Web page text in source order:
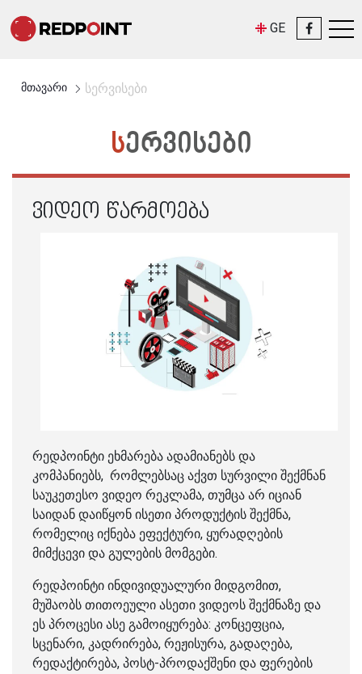
GE
მთავარი სერვისები
ᲡᲔᲠᲕᲘᲡᲔᲑᲘ
ᲕᲘᲓᲔᲝ ᲬᲐᲠᲛᲝᲔᲑᲐ
რედპოინტი ეხმარება ადამიანებს და
კომპანიებს, რომლებსაც აქვთ სურვილი შექმნან
საუკეთესო ვიდეო რეკლამა, თუმცა არ იციან
საიდან დაიწყონ ისეთი პროდუქტის შექმნა,
რომელიც იქნება ეფექტური, ყურადღების
მიმქცევი და გულების მომგები.
რედპოინტი ინდივიდუალური მიდგომით,
მუშაობს თითოეული ასეთი ვიდეოს შექმნაზე და
ეს პროცესი ასე გამოიყურება: კონცეფცია,
სცენარი, კადრირება, რეჟისურა, გადაღება,
რედაქტირება, პოსტ-პროდაქშენი და ფერების